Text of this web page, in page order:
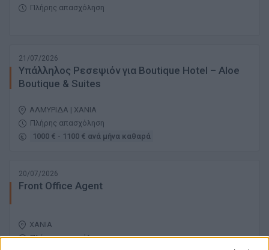
Πλήρης απασχόληση
21/07/2026
Υπάλληλος Ρεσεψιόν για Boutique Hotel – Aloe
Boutique & Suites
ΑΛΜΥΡΙΔΑ | ΧΑΝΙΑ
Πλήρης απασχόληση
1000 € - 1100 € ανά μήνα καθαρά
20/07/2026
Front Office Agent
ΧΑΝΙΑ
Πλήρης απασχόληση